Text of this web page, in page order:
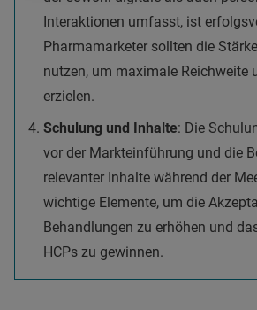
Interaktionen umfasst, ist
Pharmamarketer sollten die
nutzen, um maximale Reichweite
erzielen.
Schulung und Inhalte: Die
vor der Markteinführung und die
relevanter Inhalte während der
wichtige Elemente, um die
Behandlungen zu erhöhen und
HCPs zu gewinnen.